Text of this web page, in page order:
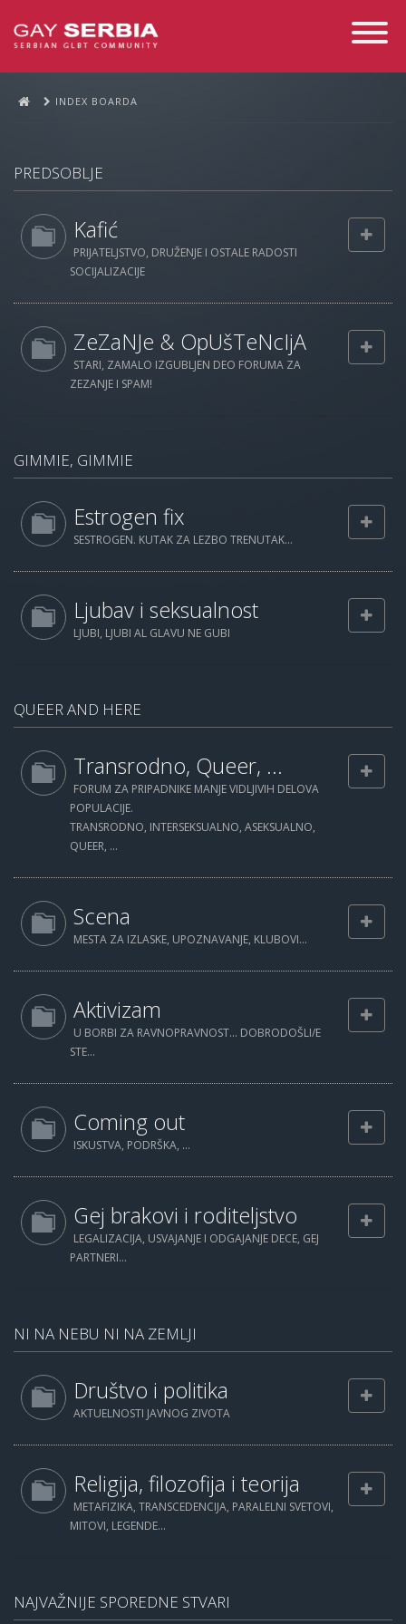
Toggle
INDEX BOARDA
PREDSOBLJE
Kafić
PRIJATELJSTVO, DRUŽENJE I OSTALE RADOSTI
SOCIJALIZACIJE
ZeZaNJe & OpUšTeNcIjA
STARI, ZAMALO IZGUBLJEN DEO FORUMA ZA
ZEZANJE I SPAM!
GIMMIE, GIMMIE
Estrogen fix
SESTROGEN. KUTAK ZA LEZBO TRENUTAK...
Ljubav i seksualnost
LJUBI, LJUBI AL GLAVU NE GUBI
QUEER AND HERE
Transrodno, Queer, ...
FORUM ZA PRIPADNIKE MANJE VIDLJIVIH DELOVA
POPULACIJE.
TRANSRODNO, INTERSEKSUALNO, ASEKSUALNO,
QUEER, ...
Scena
MESTA ZA IZLASKE, UPOZNAVANJE, KLUBOVI...
Aktivizam
U BORBI ZA RAVNOPRAVNOST... DOBRODOŠLI/E
STE...
Coming out
ISKUSTVA, PODRŠKA, ...
Gej brakovi i roditeljstvo
LEGALIZACIJA, USVAJANJE I ODGAJANJE DECE, GEJ
PARTNERI...
NI NA NEBU NI NA ZEMLJI
Društvo i politika
AKTUELNOSTI JAVNOG ZIVOTA
Religija, filozofija i teorija
METAFIZIKA, TRANSCEDENCIJA, PARALELNI SVETOVI,
MITOVI, LEGENDE...
NAJVAŽNIJE SPOREDNE STVARI